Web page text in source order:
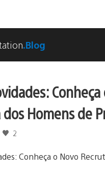
.Blog
dos Homens de
2